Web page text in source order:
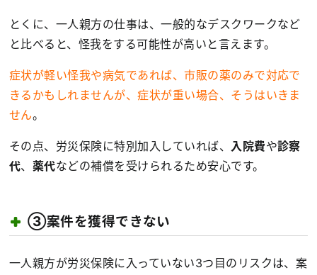
とくに、一人親方の仕事は、一般的なデスクワークなど
と比べると、怪我をする可能性が高いと言えます。
症状が軽い怪我や病気であれば、市販の薬のみで対応で
きるかもしれませんが、症状が重い場合、そうはいきま
せん。
その点、労災保険に特別加入していれば、 入院費や診察
代、 薬代などの補償を受けられるため安心です。
③案件を獲得できない
一人親方が労災保険に入っていない3つ目のリスクは、案